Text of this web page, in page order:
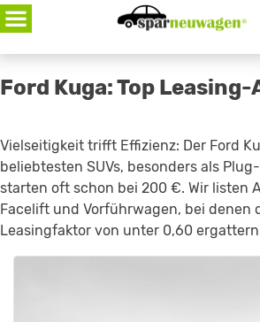
Skip
to
content
Ford Kuga: Top
Vielseitigkeit trifft Effizienz: Der Ford
beliebtesten SUVs, besonders als
starten oft schon bei 200 €. Wir listen
Facelift und Vorführwagen, bei denen
Leasingfaktor von unter 0,60